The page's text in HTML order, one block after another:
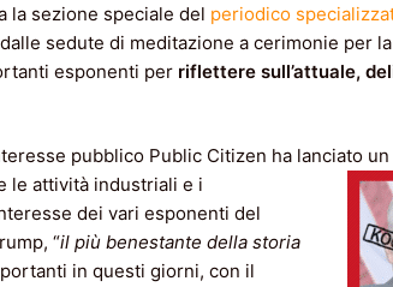
la sezione speciale del periodico
sedute di meditazione a cerimonie per
esponenti per riflettere sull’attuale,
pubblico Public Citizen ha lanciato
le attività industriali e i
dei vari esponenti del
“il più benestante della storia
in questi giorni, con il